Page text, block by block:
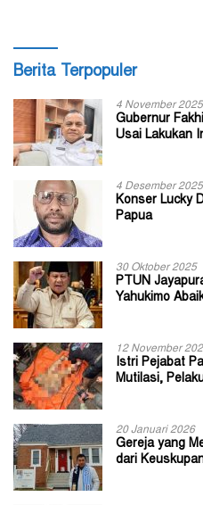
Berita Terpopuler
4 November 2025
Gubernur
Usai Lakukan
4 Desember 2025
Konser Lucky
Papua
30 Oktober 2025
PTUN
Yahukimo
12 November
Istri Pejabat
Mutilasi,
20 Januari 2026
Gereja yang
dari